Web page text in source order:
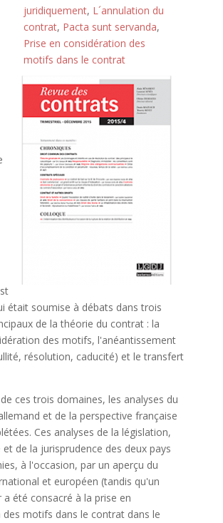
juridiquement, L´annulation du
contrat, Pacta sunt servanda,
Prise en considération des
motifs dans le contrat
était soumise à débats dans trois
de la théorie du contrat : la
des motifs, l'anéantissement
résolution, caducité) et le transfert
ces trois domaines, les analyses du
et de la perspective française
Ces analyses de la législation,
de la jurisprudence des deux pays
à l'occasion, par un aperçu du
et européen (tandis qu'un
été consacré à la prise en
des motifs dans le contrat dans le